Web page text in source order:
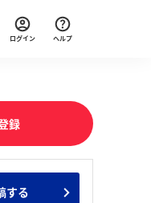
インターン人気企業ランキ
ント一覧
ログイン ヘルプ
録
する